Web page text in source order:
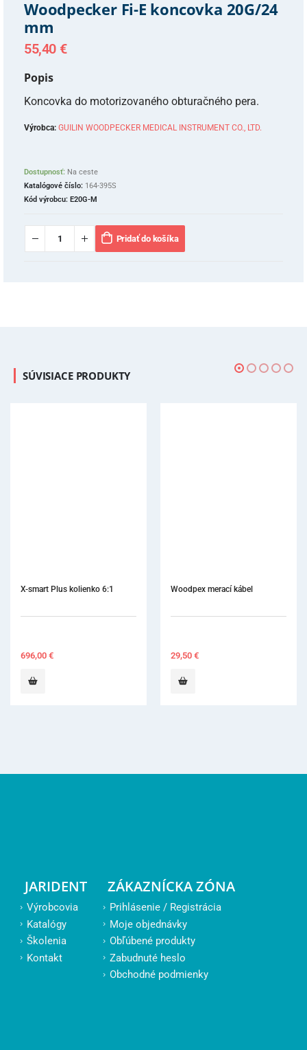
Woodpecker Fi-E koncovka 20G/24
mm
55,40 €
Popis
Koncovka do motorizovaného obturačného pera.
Výrobca: GUILIN WOODPECKER MEDICAL INSTRUMENT CO., LTD.
Dostupnosť: Na ceste
Katalógové číslo: 164-395S
Kód výrobcu: E20G-M
Pridať do košíka
SÚVISIACE PRODUKTY
Woodpex merací kábel
JARIDENT
Výrobcovia
Katalógy
Školenia
Kontakt
ZÁKAZNÍCKA ZÓNA
Prihlásenie / Registrácia
Moje objednávky
Obľúbené produkty
Zabudnuté heslo
Obchodné podmienky